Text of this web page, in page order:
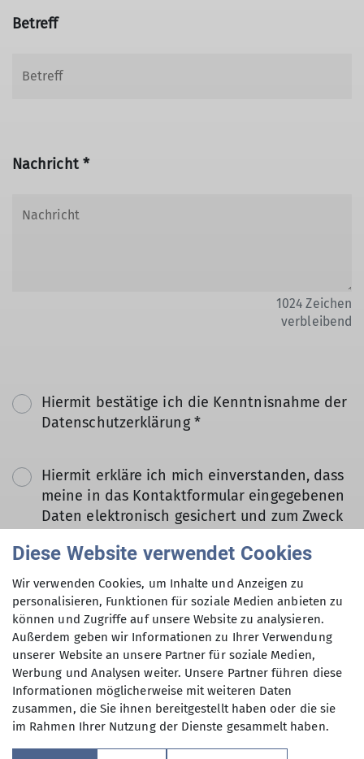
Betreff
Nachricht *
1024 Zeichen
verbleibend
Hiermit bestätige ich die Kenntnisnahme der
Datenschutzerklärung *
Hiermit erkläre ich mich einverstanden, dass
meine in das Kontaktformular eingegebenen
Daten elektronisch gesichert und zum Zweck
genutzt werden. Mir ist bekannt, dass ich
meine Einwilligung jederzeit wiederrufen
kann. *
Mit (*) markierte Felder
sind Pflichtfelder
Absenden
Diese Website verwendet Cookies
Wir verwenden Cookies, um Inhalte und Anzeigen zu
personalisieren, Funktionen für soziale Medien anbieten zu
können und Zugriffe auf unsere Website zu analysieren.
Außerdem geben wir Informationen zu Ihrer Verwendung
unserer Website an unsere Partner für soziale Medien,
Werbung und Analysen weiter. Unsere Partner führen diese
Informationen möglicherweise mit weiteren Daten
zusammen, die Sie ihnen bereitgestellt haben oder die sie
im Rahmen Ihrer Nutzung der Dienste gesammelt haben.